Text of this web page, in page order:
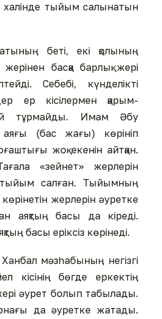
халінде тыйым салынатын
беті, екі қолының
жерінен басқа барлық жері
Себебі, күнделікті
ер кісілермен қарым-
тұрмайды. Имам Әбу
(бас жағы) көрініп
жоқ екенін айтқан.
«зейнет» жерлерін
тыйым салған. Тыйымның
жерлерін әуретке
аяқтың басы да кіреді.
басы еріксіз көрінеді.
мәзһабының негізгі
кісінің бөгде еркектің
әурет болып табылады.
да әуретке жатады.